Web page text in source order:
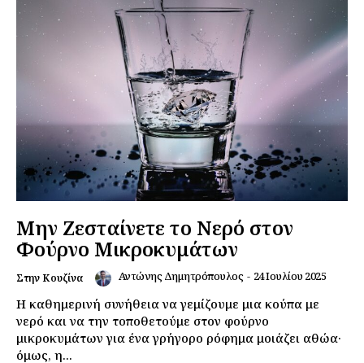
Μην Ζεσταίνετε το Νερό στον
Φούρνο Μικροκυμάτων
Στην Κουζίνα Αντώνης Δημητρόπουλος - 24 Ιουλίου 2025
Η καθημερινή συνήθεια να γεμίζουμε μια κούπα με
νερό και να την τοποθετούμε στον φούρνο
μικροκυμάτων για ένα γρήγορο ρόφημα μοιάζει αθώα∙
όμως, η...